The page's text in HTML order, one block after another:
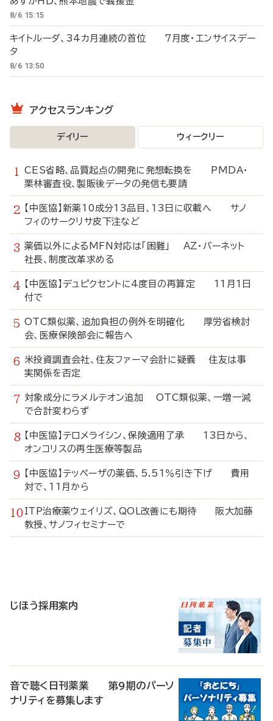
8/6 15:15
キイトルーダ、34カ月連続の首位 7月度・エンサイスデー
タ
8/6 13:50
アクセスランキング
デイリー ウィークリー
CES省略、品質起点の開発に発想転換を PMDA・
栗林審査役、製販後データの発信も要請
【中医協】新薬10成分13品目、13日に収載へ サノ
フィのサークリサ皮下注など
薬価以外によるMFN対応は「困難」 AZ・バーネット
社長、制度改革求める
【中医協】デュピクセントに4度目の再算定 11月1日
付で
OTC類似薬、追加負担の例外を明確化 厚労省検討
会、医療保険部会に報告へ
米投資調査会社、住友ファーマ会計に疑義 住友は事
実関係を否定
対象成分にラメルテオン追加 OTC類似薬、一増一減
で合計変わらず
【中医協】テロメライシン、保険適用了承 13日から、
オンコリスの再生医療等製品
【中医協】テッペーザの薬価、5.51％引き下げ 費用
対で、11月から
ITP治療薬ウェイリズ、QOL改善にも期待 阪大加藤
教授、サノフィセミナーで
じほう採用案内
音で聴く日刊薬業 第9期のパーソ
ナリティを募集します